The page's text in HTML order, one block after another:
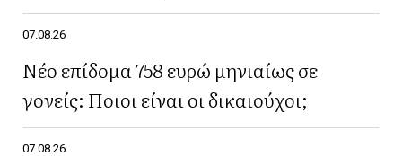
07.08.26
Νέο επίδομα 758 ευρώ μηνιαίως σε
γονείς: Ποιοι είναι οι δικαιούχοι;
07.08.26